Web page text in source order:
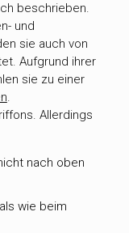
beschrieben.
und
sie auch von
Aufgrund ihrer
sie zu einer
.
Allerdings
nach oben
wie beim